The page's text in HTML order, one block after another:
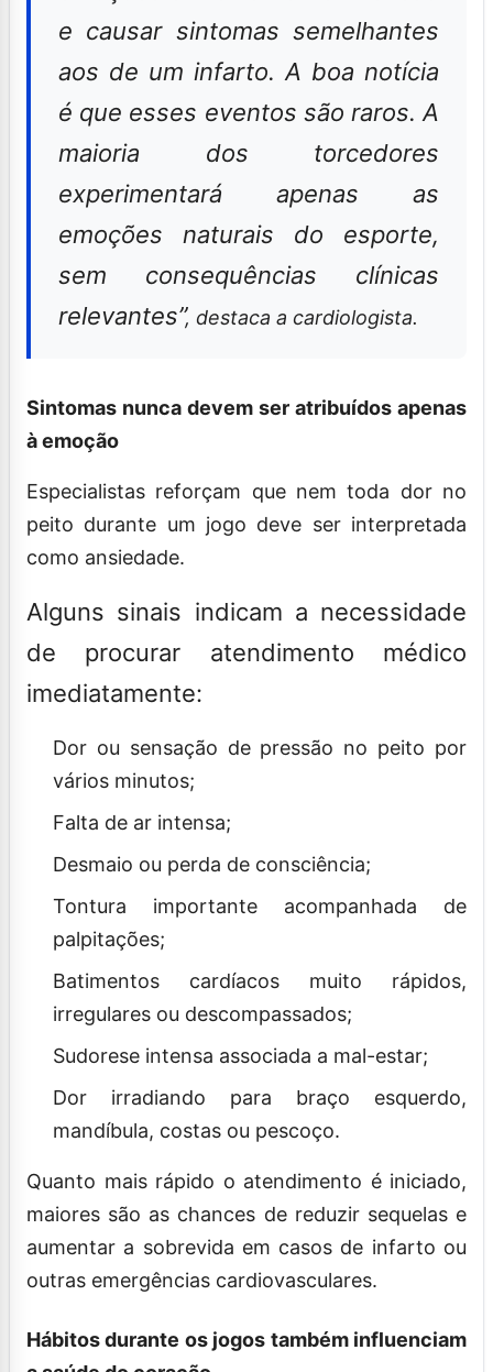
e causar sintomas semelhantes
aos de um infarto. A boa notícia
é que esses eventos são raros. A
maioria dos torcedores
experimentará apenas as
emoções naturais do esporte,
sem consequências clínicas
relevantes”, destaca a cardiologista.
Sintomas nunca devem ser atribuídos apenas
à emoção
Especialistas reforçam que nem toda dor no
peito durante um jogo deve ser interpretada
como ansiedade.
Alguns sinais indicam a necessidade
de procurar atendimento médico
imediatamente:
Dor ou sensação de pressão no peito por
vários minutos;
Falta de ar intensa;
Desmaio ou perda de consciência;
Tontura importante acompanhada de
palpitações;
Batimentos cardíacos muito rápidos,
irregulares ou descompassados;
Sudorese intensa associada a mal-estar;
Dor irradiando para braço esquerdo,
mandíbula, costas ou pescoço.
Quanto mais rápido o atendimento é iniciado,
maiores são as chances de reduzir sequelas e
aumentar a sobrevida em casos de infarto ou
outras emergências cardiovasculares.
Hábitos durante os jogos também influenciam